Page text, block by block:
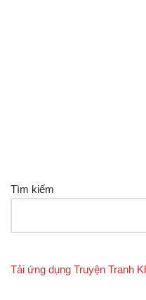
Tìm kiếm
Tải ứng dụng Truyện Tranh